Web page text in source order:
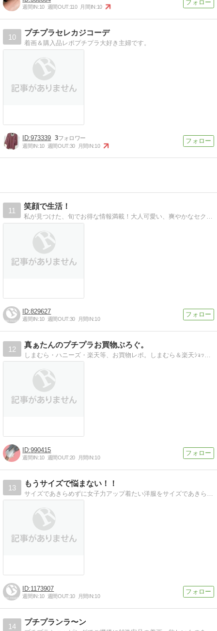
週間IN:10 週間OUT:110 月間IN:10
10
プチプラセレカジコーデ
着画＆購入品レポプチプラ大好き主婦です。
973339 3
週間IN:10 週間OUT:30 月間IN:10
11
笑顔で生活！
829627
週間IN:10 週間OUT:30 月間IN:10
12
真ぁたんのプチプラお買物ぶろぐ。
990415
週間IN:10 週間OUT:20 月間IN:10
13
もうサイズで悩まない！！
1173907
週間IN:10 週間OUT:10 月間IN:10
14
プチプランラ〜ン